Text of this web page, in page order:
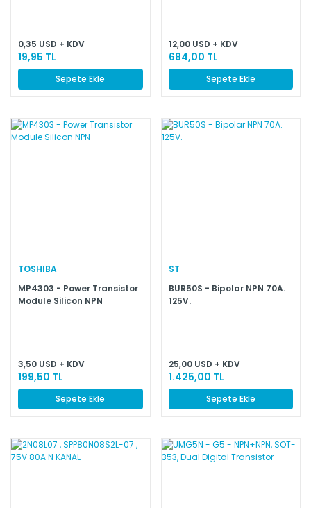
0,35 USD + KDV
19,95 TL
Sepete Ekle
12,00 USD + KDV
684,00 TL
Sepete Ekle
TOSHIBA
MP4303 - Power Transistor
Module Silicon NPN
3,50 USD + KDV
199,50 TL
Sepete Ekle
ST
BUR50S - Bipolar NPN 70A.
125V.
25,00 USD + KDV
1.425,00 TL
Sepete Ekle